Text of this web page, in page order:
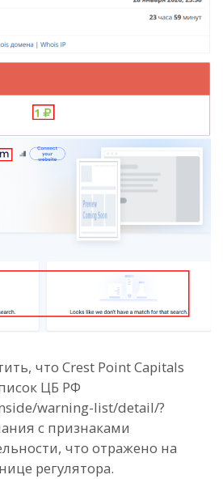
что Crest Point Capitals
ЦБ РФ
warning-list/detail/?
с признаками
что отражено на
регулятора.